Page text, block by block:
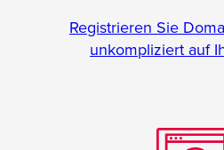
Registrieren Sie
unkompliziert auf